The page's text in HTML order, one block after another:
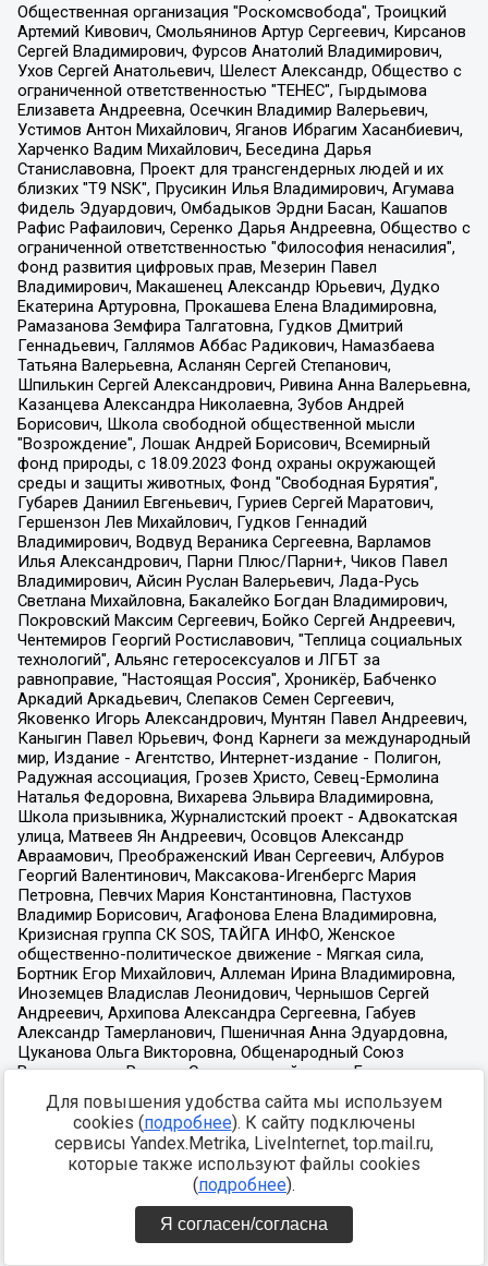
Для повышения удобства сайта мы используем
cookies (подробнее). К сайту подключены
сервисы Yandex.Metrika, LiveInternet, top.mail.ru,
которые также используют файлы cookies
(подробнее).
Я согласен/согласна